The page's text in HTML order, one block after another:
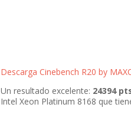
Descarga Cinebench R20 by
Un resultado excelente: 24394
Intel Xeon Platinum 8168 que